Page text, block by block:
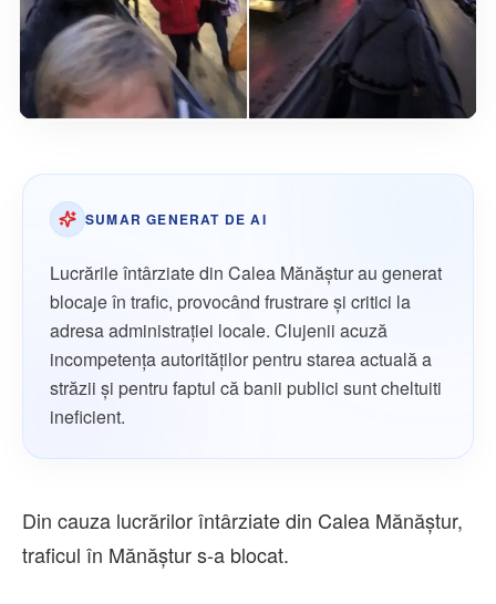
SUMAR GENERAT DE AI
Lucrările întârziate din Calea Mănăștur au generat
blocaje în trafic, provocând frustrare și critici la
adresa administrației locale. Clujenii acuză
incompetența autorităților pentru starea actuală a
străzii și pentru faptul că banii publici sunt cheltuiti
ineficient.
Din cauza lucrărilor întârziate din Calea Mănăștur,
traficul în Mănăștur s-a blocat.